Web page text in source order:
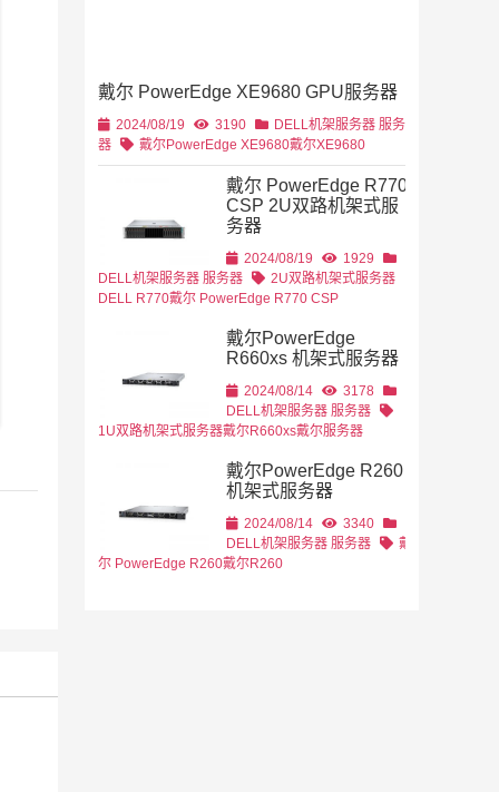
戴尔 PowerEdge XE9680 GPU服务器
2024/08/19 3190 DELL机架服务器 服务
器
戴尔PowerEdge XE9680戴尔XE9680
戴尔 PowerEdge R770
CSP 2U双路机架式服
务器
2024/08/19
1929
DELL机架服务器 服务器
2U双路机架式服务器
DELL R770戴尔 PowerEdge R770 CSP
戴尔PowerEdge
R660xs 机架式服务器
2024/08/14
3178
DELL机架服务器 服务器
1U双路机架式服务器戴尔R660xs戴尔服务器
戴尔PowerEdge R260
机架式服务器
2024/08/14
3340
DELL机架服务器 服务器
戴
尔 PowerEdge R260戴尔R260